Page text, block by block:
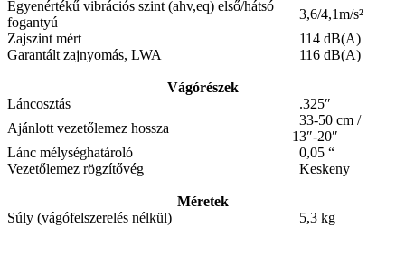
Egyenértékű vibrációs szint (ahv,eq) első/hátsó
fogantyú
3,6/4,1m/s²
Zajszint mért
114 dB(A)
Garantált zajnyomás, LWA
116 dB(A)
Vágórészek
Láncosztás
.325″
Ajánlott vezetőlemez hossza
33-50 cm /
13″-20″
Lánc mélységhatároló
0,05 “
Vezetőlemez rögzítővég
Keskeny
Méretek
Súly (vágófelszerelés nélkül)
5,3 kg